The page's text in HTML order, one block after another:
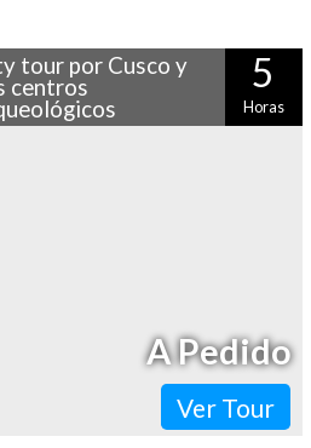
tour por Cusco y
centros
5
Horas
Ver Tour
A Pedido